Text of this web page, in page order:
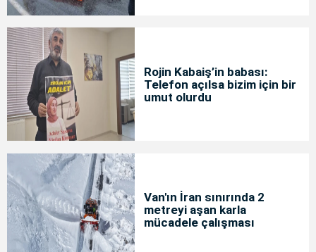
Rojin Kabaiş’in babası:
Telefon açılsa bizim için bir
umut olurdu
Van'ın İran sınırında 2
metreyi aşan karla
mücadele çalışması